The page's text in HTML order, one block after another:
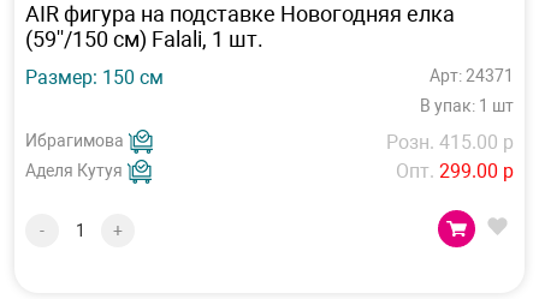
AIR фигура на подставке Новогодняя елка
(59''/150 см) Falali, 1 шт.
Размер: 150 см
Арт: 24371
В упак: 1 шт
Ибрагимова
Аделя Кутуя
Розн. 415.00 р
Опт. 299.00 р
- +